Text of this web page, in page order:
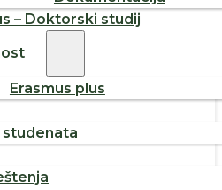
– Doktorski studij
Erasmus plus
studenata